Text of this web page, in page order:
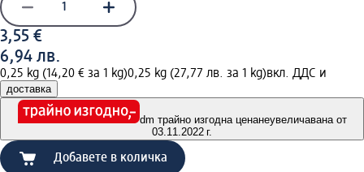
3,55 €
6,94 лв.
0,25 kg (14,20 € за 1 kg)0,25 kg (27,77 лв. за 1 kg)вкл. ДДС и
доставка
dm трайно изгодна ценанеувеличавана от
03.11.2022 г.
Добавете в количка